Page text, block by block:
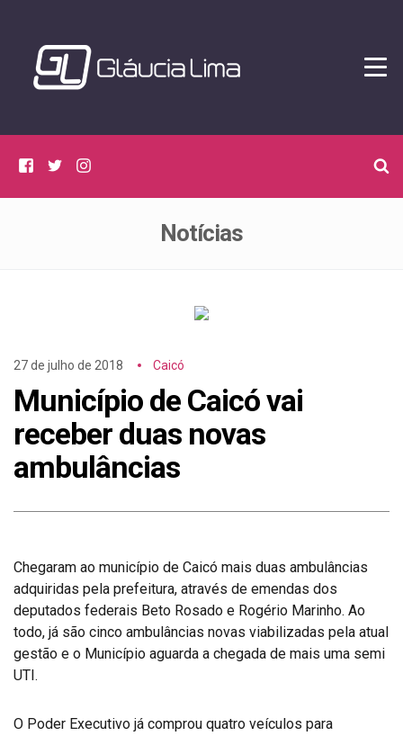
Facebook
Twitter
Notícias
27 de julho de 2018 Caicó
Município de Caicó vai
receber duas novas
ambulâncias
Chegaram ao município de Caicó mais duas ambulâncias
adquiridas pela prefeitura, através de emendas dos
deputados federais Beto Rosado e Rogério Marinho. Ao
todo, já são cinco ambulâncias novas viabilizadas pela atual
gestão e o Município aguarda a chegada de mais uma semi
UTI.
O Poder Executivo já comprou quatro veículos para